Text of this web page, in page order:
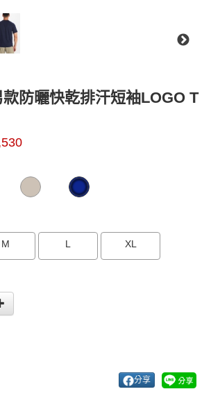
防曬快乾排汗短袖LOGO T
M L XL
分享